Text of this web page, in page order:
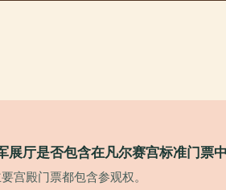
展厅是否包含在凡尔赛宫标准门票
宫殿门票都包含参观权。